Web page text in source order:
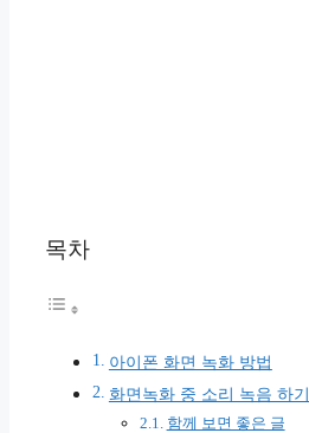
목차
아이폰 화면 녹화 방법
화면녹화 중 소리 녹음 하기
함께 보면 좋은 글